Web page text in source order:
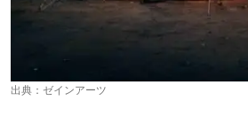
出典： ゼインアーツ